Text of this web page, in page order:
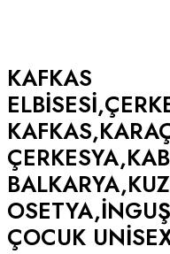
KAFKAS
ÇOCUK